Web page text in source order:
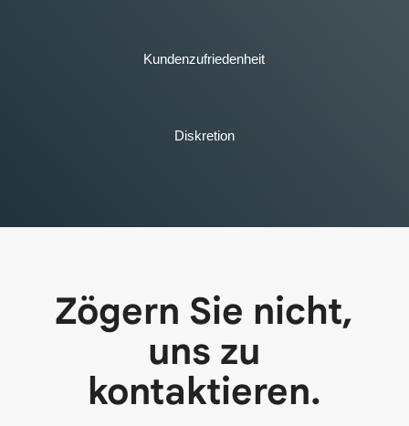
Kundenzufriedenheit
Diskretion
Zögern Sie nicht,
uns zu
kontaktieren.